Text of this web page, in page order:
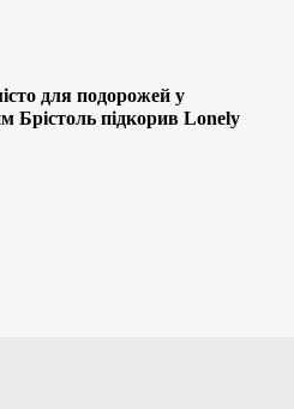
для подорожей у
Брістоль підкорив Lonely